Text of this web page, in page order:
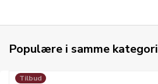
Populære i samme kategori
Tilbud